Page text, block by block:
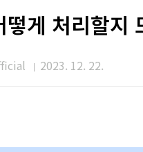
떻게 처리할지
2023. 12. 22.